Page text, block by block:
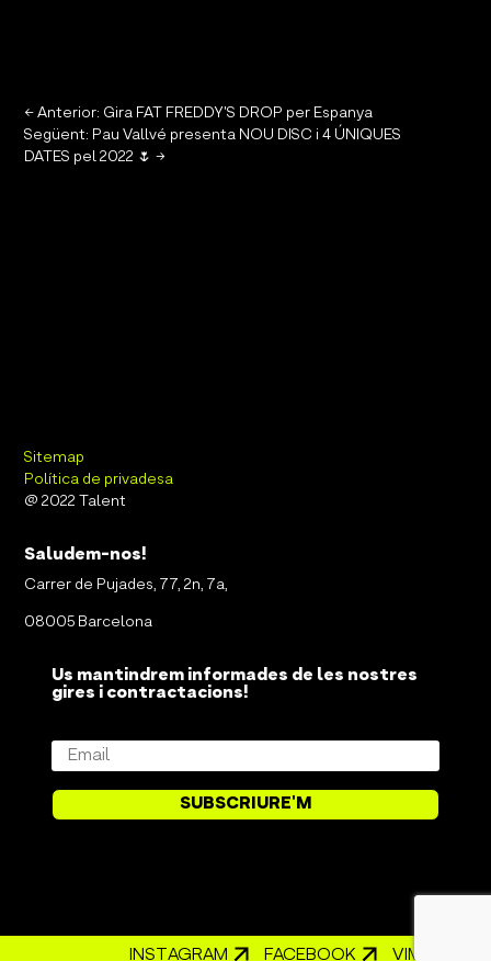
←Anterior: Gira FAT FREDDY'S DROP per Espanya
Següent: Pau Vallvé presenta NOU DISC i 4 ÚNIQUES
DATES pel 2022 🌷 →
Sitemap
Política de privadesa
@ 2022 Talent
Saludem-nos!
Carrer de Pujades, 77, 2n, 7a,
08005 Barcelona
Us mantindrem informades de les nostres
gires i contractacions!
SUBSCRIURE'M
INSTAGRAM FACEBOOK VIMEO